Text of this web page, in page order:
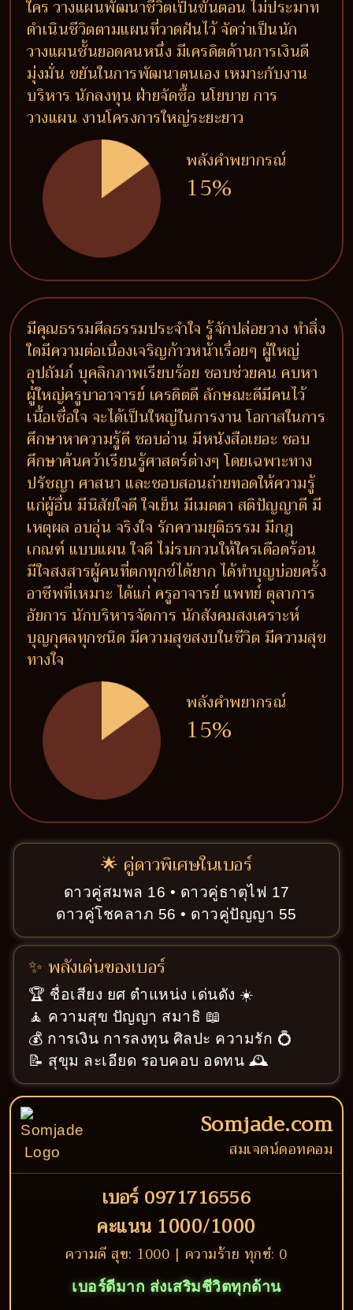
ใคร วางแผนพัฒนาชีวิตเป็นขั้นตอน ไม่ประมาท
ดำเนินชีวิตตามแผนที่วาดฝันไว้ จัดว่าเป็นนัก
วางแผนชั้นยอดคนหนึ่ง มีเครดิตด้านการเงินดี
มุ่งมั่น ขยันในการพัฒนาตนเอง เหมาะกับงาน
บริหาร นักลงทุน ฝ่ายจัดซื้อ นโยบาย การ
วางแผน งานโครงการใหญ่ระยะยาว
พลังคำพยากรณ์
15%
มีคุณธรรมศีลธรรมประจำใจ รู้จักปล่อยวาง ทำสิ่ง
ใดมีความต่อเนื่องเจริญก้าวหน้าเรื่อยๆ ผู้ใหญ่
อุปถัมภ์ บุคลิกภาพเรียบร้อย ชอบช่วยคน คบหา
ผู้ใหญ่ครูบาอาจารย์ เครดิตดี ลักษณะดีมีคนไว้
เนื้อเชื่อใจ จะได้เป็นใหญ่ในการงาน โอกาสในการ
ศึกษาหาความรู้ดี ชอบอ่าน มีหนังสือเยอะ ชอบ
ศึกษาค้นคว้าเรียนรู้ศาสตร์ต่างๆ โดยเฉพาะทาง
ปรัชญา ศาสนา และชอบสอนถ่ายทอดให้ความรู้
แก่ผู้อื่น มีนิสัยใจดี ใจเย็น มีเมตตา สติปัญญาดี มี
เหตุผล อบอุ่น จริงใจ รักความยุติธรรม มีกฎ
เกณฑ์ แบบแผน ใจดี ไม่รบกวนให้ใครเดือดร้อน
มีใจสงสารผู้คนที่ตกทุกข์ได้ยาก ได้ทำบุญบ่อยครั้ง
อาชีพที่เหมาะ ได้แก่ ครูอาจารย์ แพทย์ ตุลาการ
อัยการ นักบริหารจัดการ นักสังคมสงเคราะห์
บุญกุศลทุกชนิด มีความสุขสงบในชีวิต มีความสุข
ทางใจ
พลังคำพยากรณ์
15%
🌟 คู่ดาวพิเศษในเบอร์
ดาวคู่สมพล 16 • ดาวคู่ธาตุไฟ 17
ดาวคู่โชคลาภ 56 • ดาวคู่ปัญญา 55
✨ พลังเด่นของเบอร์
🏆 ชื่อเสียง ยศ ตำแหน่ง เด่นดัง ☀️
🧘 ความสุข ปัญญา สมาธิ 📖
💰 การเงิน การลงทุน ศิลปะ ความรัก 💍
📝 สุขุม ละเอียด รอบคอบ อดทน 🕰️
Somjade.com
สมเจตน์ดอทคอม
เบอร์ 0971716556
คะแนน 1000/1000
ความดี สุข: 1000 | ความร้าย ทุกข์: 0
เบอร์ดีมาก ส่งเสริมชีวิตทุกด้าน